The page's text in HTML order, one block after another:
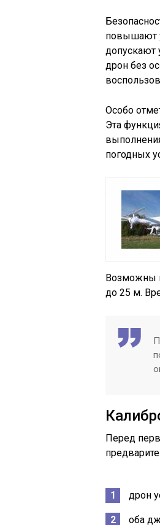
повышают
допускают
дрон без
Особо
Эта
погодных
Возможны
до 25 м.
Перед
дрон
оба